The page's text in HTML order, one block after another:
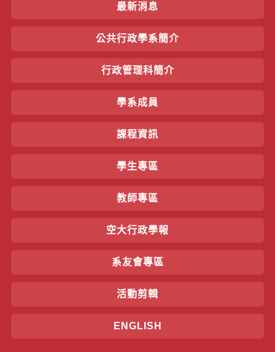
最新消息
公共行政學系簡介
行政管理科簡介
學系成員
課程資訊
學生專區
教師專區
空大行政學報
系友會專區
活動剪輯
ENGLISH